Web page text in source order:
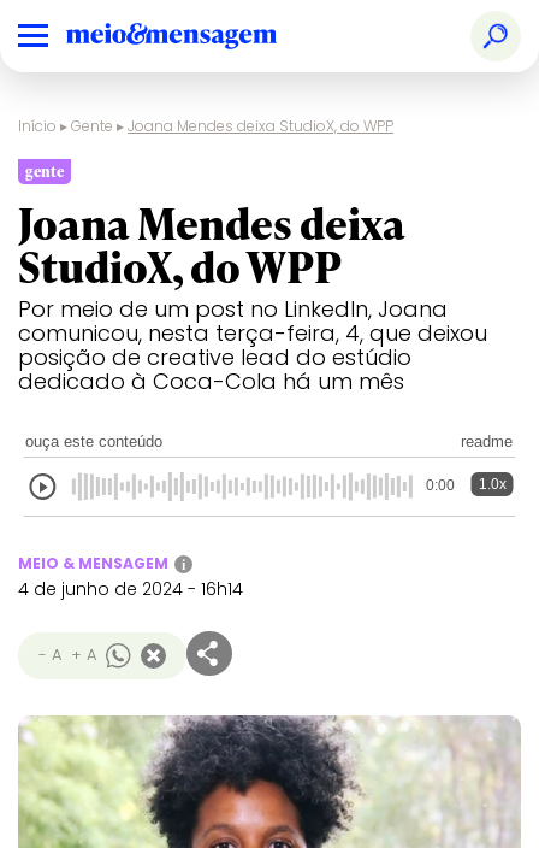
Início ▸Gente ▸Joana Mendes deixa StudioX, do WPP
gente
Joana Mendes deixa
StudioX, do WPP
Por meio de um post no LinkedIn, Joana
comunicou, nesta terça-feira, 4, que deixou
posição de creative lead do estúdio
dedicado à Coca-Cola há um mês
ouça este conteúdo readme
0:00 1.0x
MEIO & MENSAGEM i
4 de junho de 2024 - 16h14
- A + A